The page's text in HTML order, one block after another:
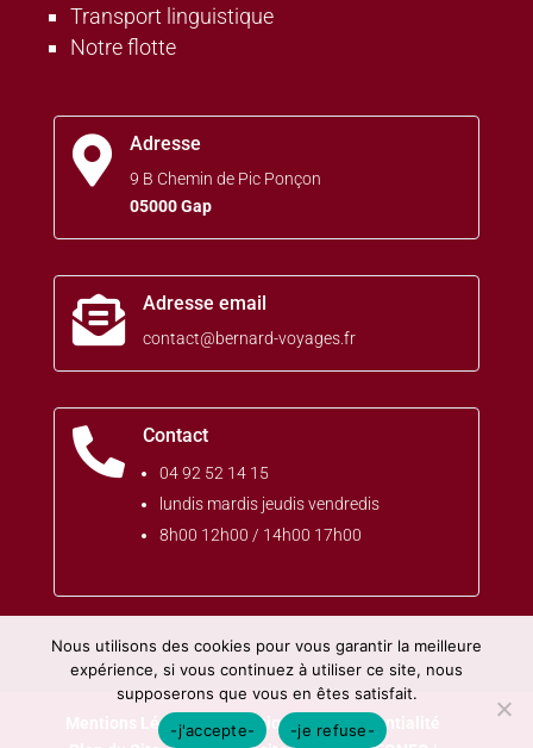
Transport linguistique
Notre flotte
 Adresse
9 B Chemin de Pic Ponçon
05000 Gap
 Adresse email
contact@bernard-voyages.fr
 Contact
04 92 52 14 15
lundis mardis jeudis vendredis
8h00 12h00 / 14h00 17h00
Mentions Légales
Politique de Confidentialité
Nous utilisons des cookies pour vous garantir la meilleure
expérience, si vous continuez à utiliser ce site, nous
supposerons que vous en êtes satisfait.
-j'accepte-
-je refuse-